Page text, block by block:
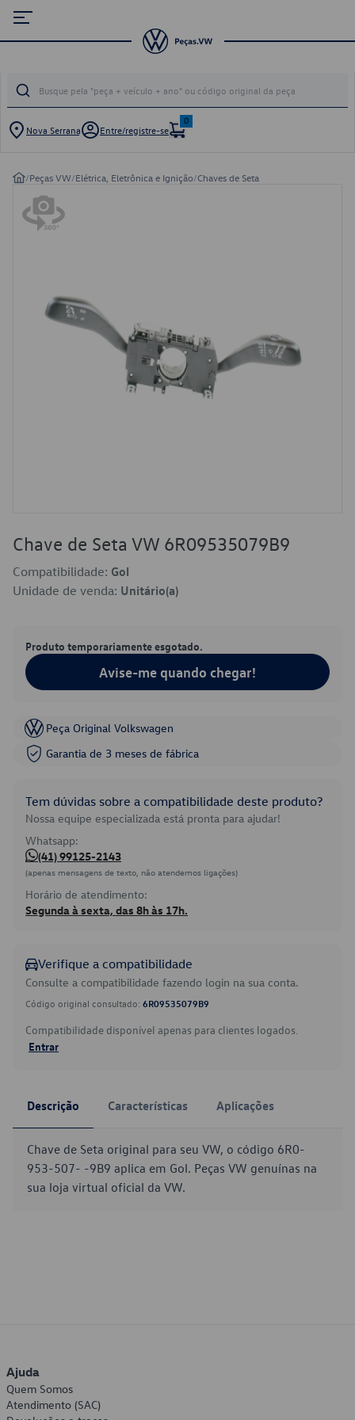
Nova Serrana Entre/registre-se
0
/Peças VW/Elétrica, Eletrônica e Ignição/Chaves de Seta
Chave de Seta VW 6R09535079B9
Compatibilidade: Gol
Unidade de venda: Unitário(a)
Produto temporariamente esgotado.
Avise-me quando chegar!
Peça Original Volkswagen
Garantia de 3 meses de fábrica
Tem dúvidas sobre a compatibilidade deste produto?
Nossa equipe especializada está pronta para ajudar!
Whatsapp:
(41) 99125-2143
(apenas mensagens de texto, não atendemos ligações)
Horário de atendimento:
Segunda à sexta, das 8h às 17h.
Verifique a compatibilidade
Consulte a compatibilidade fazendo login na sua conta.
Código original consultado: 6R09535079B9
Compatibilidade disponível apenas para clientes logados.
Entrar
Descrição Características Aplicações
Chave de Seta original para seu VW, o código 6R0-
953-507- -9B9 aplica em Gol. Peças VW genuínas na
sua loja virtual oficial da VW.
Ajuda
Quem Somos
Atendimento (SAC)